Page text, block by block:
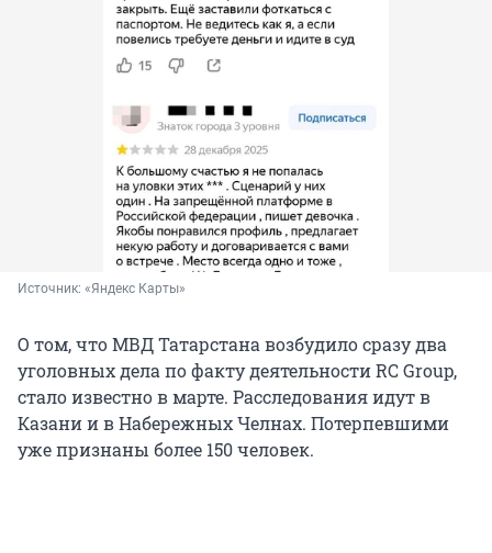
Источник: «Яндекс Карты»
О том, что МВД Татарстана возбудило сразу два
уголовных дела по факту деятельности RC Group,
стало известно в марте. Расследования идут в
Казани и в Набережных Челнах. Потерпевшими
уже признаны более 150 человек.